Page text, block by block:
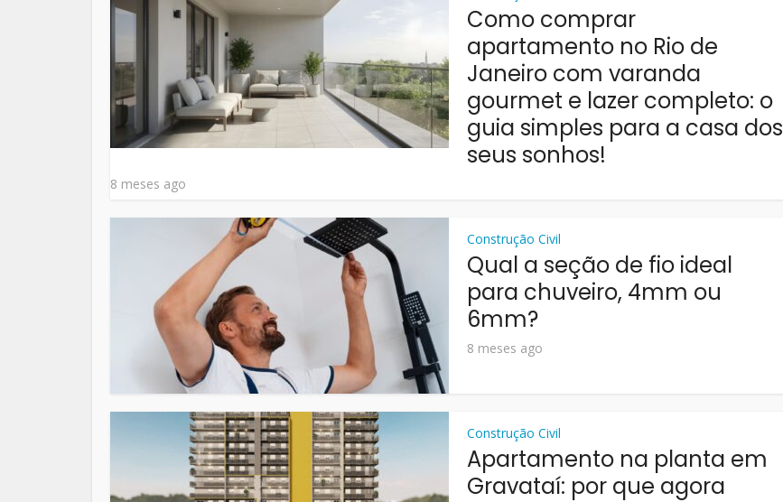
Como comprar
apartamento no Rio de
Janeiro com varanda
gourmet e lazer completo: o
guia simples para a casa dos
seus sonhos!
8 meses ago
Construção Civil
Qual a seção de fio ideal
para chuveiro, 4mm ou
6mm?
8 meses ago
Construção Civil
Apartamento na planta em
Gravataí: por que agora